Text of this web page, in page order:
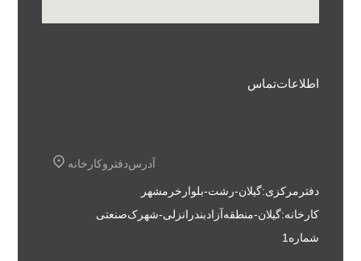
اطلاعات تماس
آدرس دفتر و کارخانه
دفتر مرکزی : گیلان - رشت - بلوار خرمشهر
کارخانه : گیلان - منطقه آزاد بندر انزلی - شهرک صنعتی
شماره 1